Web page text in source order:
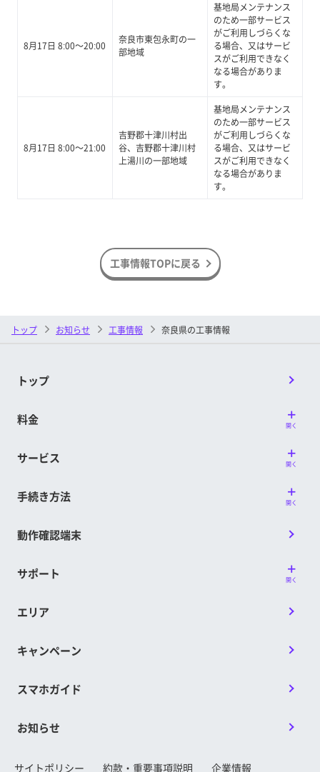
8月17日 8:00～20:00
奈良市東包永町の一
部地域
基地局メンテナンス
のため一部サービス
がご利用しづらくな
る場合、又はサービ
スがご利用できなく
なる場合がありま
す。
8月17日 8:00～21:00
吉野郡十津川村出
谷、吉野郡十津川村
上湯川の一部地域
基地局メンテナンス
のため一部サービス
がご利用しづらくな
る場合、又はサービ
スがご利用できなく
なる場合がありま
す。
工事情報TOPに戻る
トップ お知らせ 工事情報 奈良県の工事情報
トップ
料金 開く
サービス 開く
手続き方法 開く
動作確認端末
サポート 開く
エリア
キャンペーン
スマホガイド
お知らせ
サイトポリシー 約款・重要事項説明 企業情報